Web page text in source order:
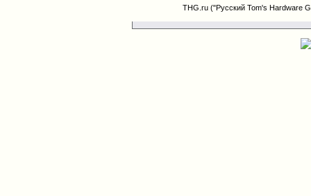
THG.ru ("Русский Tom's Hardware